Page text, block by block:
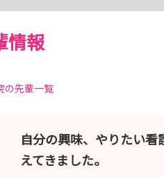
情報
の先輩一覧
自分の興味、やりたい
えてきました。